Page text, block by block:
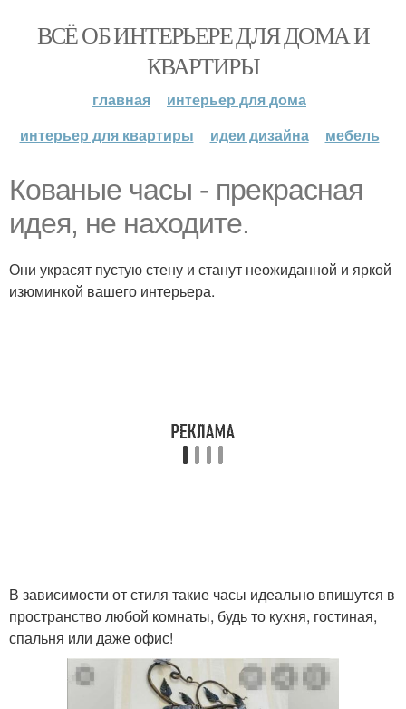
ВСЁ ОБ ИНТЕРЬЕРЕ ДЛЯ ДОМА И
КВАРТИРЫ
главная
интерьер для дома
интерьер для квартиры
идеи дизайна мебель
Кованые часы - прекрасная
идея, не находите.
Они украсят пустую стену и станут неожиданной и яркой
изюминкой вашего интерьера.
В зависимости от стиля такие часы идеально впишутся в
пространство любой комнаты, будь то кухня, гостиная,
спальня или даже офис!